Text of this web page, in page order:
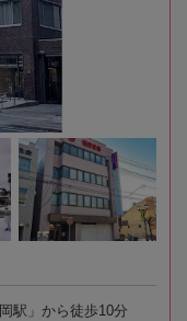
駅」から徒歩10分